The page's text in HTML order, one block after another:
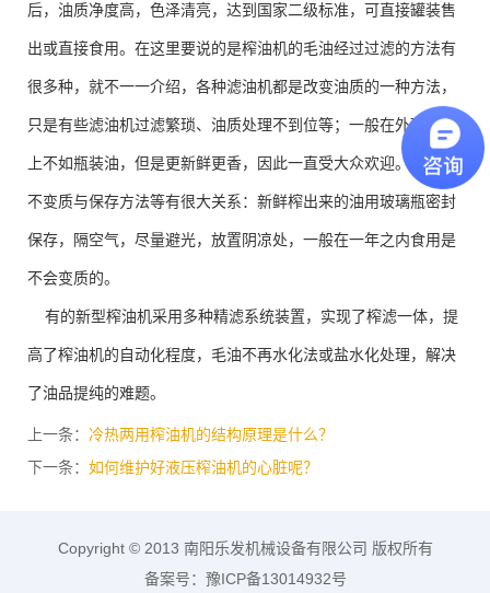
后，油质净度高，色泽清亮，达到国家二级标准，可直接罐装售
出或直接食用。在这里要说的是榨油机的毛油经过过滤的方法有
很多种，就不一一介绍，各种滤油机都是改变油质的一种方法，
只是有些滤油机过滤繁琐、油质处理不到位等；一般在外观指标
上不如瓶装油，但是更新鲜更香，因此一直受大众欢迎。放得久
不变质与保存方法等有很大关系：新鲜榨出来的油用玻璃瓶密封
保存，隔空气，尽量避光，放置阴凉处，一般在一年之内食用是
不会变质的。
有的新型榨油机采用多种精滤系统装置，实现了榨滤一体，提
高了榨油机的自动化程度，毛油不再水化法或盐水化处理，解决
了油品提纯的难题。
上一条： 冷热两用榨油机的结构原理是什么？
下一条： 如何维护好液压榨油机的心脏呢？
Copyright © 2013 南阳乐发机械设备有限公司 版权所有
备案号：豫ICP备13014932号